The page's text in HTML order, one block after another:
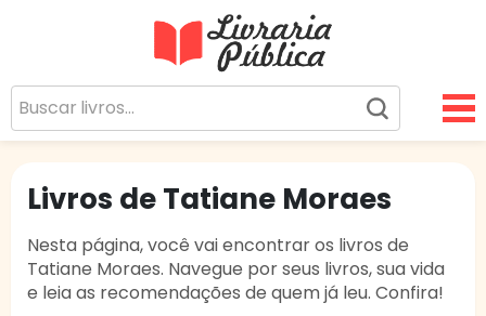
Sua Biblioteca Virtual Gratuita
Livros de Tatiane Moraes
Nesta página, você vai encontrar os livros de
Tatiane Moraes. Navegue por seus livros, sua vida
e leia as recomendações de quem já leu. Confira!